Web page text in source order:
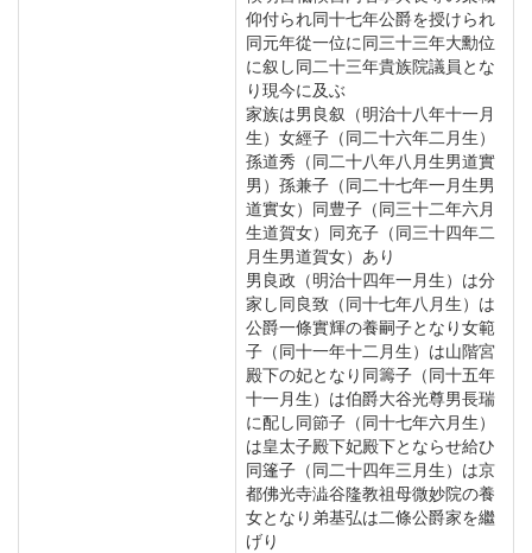
仰付られ同十七年公爵を授けられ
同元年從一位に同三十三年大勳位
に叙し同二十三年貴族院議員とな
り現今に及ぶ
家族は男良叙（明治十八年十一月
生）女經子（同二十六年二月生）
孫道秀（同二十八年八月生男道實
男）孫兼子（同二十七年一月生男
道實女）同豊子（同三十二年六月
生道賀女）同充子（同三十四年二
月生男道賀女）あり
男良政（明治十四年一月生）は分
家し同良致（同十七年八月生）は
公爵一條實輝の養嗣子となり女範
子（同十一年十二月生）は山階宮
殿下の妃となり同籌子（同十五年
十一月生）は伯爵大谷光尊男長瑞
に配し同節子（同十七年六月生）
は皇太子殿下妃殿下とならせ給ひ
同篷子（同二十四年三月生）は京
都佛光寺澁谷隆教祖母微妙院の養
女となり弟基弘は二條公爵家を繼
げり